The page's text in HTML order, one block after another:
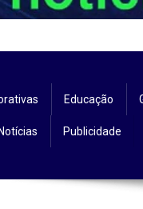
Educação
Publicidade